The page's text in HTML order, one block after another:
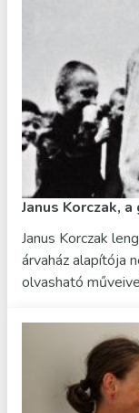
Janus Korczak,
Janus Korczak
árvaház alapítója
olvasható